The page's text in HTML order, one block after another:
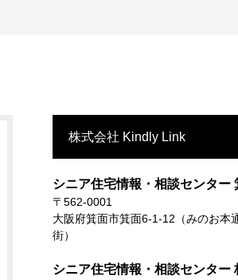
株式会社 Kindly Link
シニア住宅情報・相談センター
〒562-0001
大阪府箕面市箕面6-1-12（みのお本
街）
シニア住宅情報・相談センター